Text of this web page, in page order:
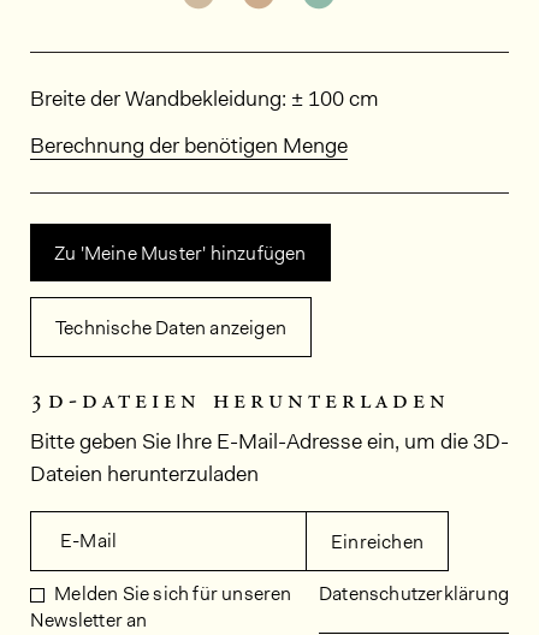
Abmessungen
Breite der Wandbekleidung: ± 100 cm
Berechnung der benötigen Menge
Zu 'Meine Muster' hinzufügen
Technische Daten anzeigen
3d-dateien herunterladen
Bitte geben Sie Ihre E-Mail-Adresse ein, um die 3D-
Dateien herunterzuladen
E-Mail Einreichen
Melden Sie sich für unseren
Newsletter an
Datenschutzerklärung